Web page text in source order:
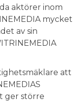
aktörer inom
mycket
av sin
att
ger större